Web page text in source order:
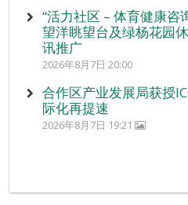
“活力社区 – 体育健康咨
望洋眺望台及绿杨花园
讯推广
2026年8月7日 20:00
合作区产业发展局获授
际化再提速
2026年8月7日 19:21